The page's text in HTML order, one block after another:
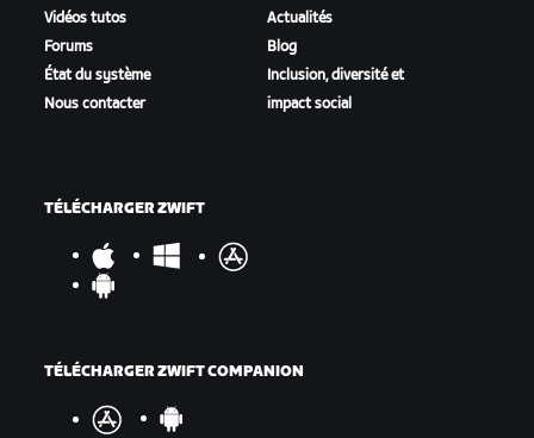
Final Results
Intermediate Points
Vidéos tutos
Forums
État du système
Nous contacter
Actualités
Blog
Inclusion, diversité et
impact social
TÉLÉCHARGER ZWIFT
TÉLÉCHARGER ZWIFT COMPANION